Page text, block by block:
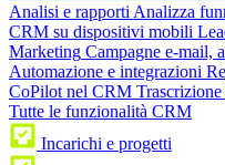
Analisi e rapporti Analizza
CRM su dispositivi mobili
Marketing Campagne e-mail,
Automazione e integrazioni
CoPilot nel CRM
Tutte le funzionalità CRM
Incarichi e progetti